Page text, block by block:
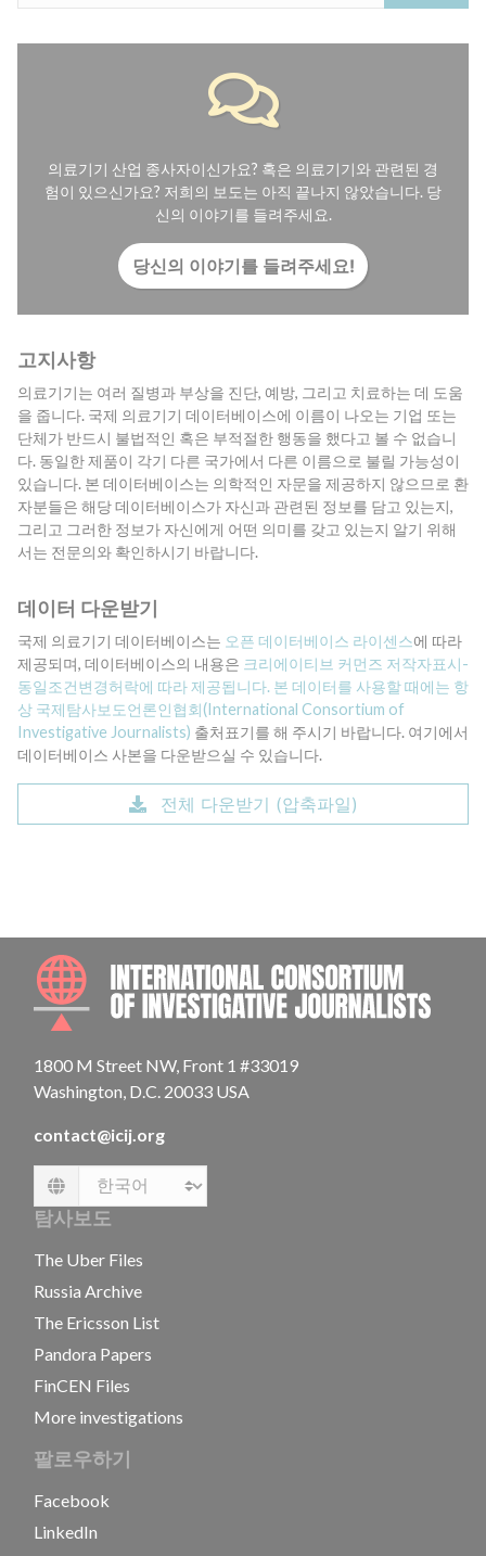
의료기기 산업 종사자이신가요? 혹은 의료기기와 관련된 경
험이 있으신가요? 저희의 보도는 아직 끝나지 않았습니다. 당
신의 이야기를 들려주세요.
당신의 이야기를 들려주세요!
고지사항
의료기기는 여러 질병과 부상을 진단, 예방, 그리고 치료하는 데 도움
을 줍니다. 국제 의료기기 데이터베이스에 이름이 나오는 기업 또는
단체가 반드시 불법적인 혹은 부적절한 행동을 했다고 볼 수 없습니
다. 동일한 제품이 각기 다른 국가에서 다른 이름으로 불릴 가능성이
있습니다. 본 데이터베이스는 의학적인 자문을 제공하지 않으므로 환
자분들은 해당 데이터베이스가 자신과 관련된 정보를 담고 있는지,
그리고 그러한 정보가 자신에게 어떤 의미를 갖고 있는지 알기 위해
서는 전문의와 확인하시기 바랍니다.
데이터 다운받기
국제 의료기기 데이터베이스는 오픈 데이터베이스 라이센스에 따라
제공되며, 데이터베이스의 내용은 크리에이티브 커먼즈 저작자표시-
동일조건변경허락에 따라 제공됩니다. 본 데이터를 사용할 때에는 항
상 국제탐사보도언론인협회(International Consortium of
Investigative Journalists) 출처표기를 해 주시기 바랍니다. 여기에서
데이터베이스 사본을 다운받으실 수 있습니다.
전체 다운받기 (압축파일)
1800 M Street NW, Front 1 #33019
Washington, D.C. 20033 USA
contact@icij.org
Language
탐사보도
The Uber Files
Russia Archive
The Ericsson List
Pandora Papers
FinCEN Files
More investigations
팔로우하기
Facebook
LinkedIn